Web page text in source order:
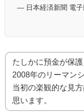
— 日本経済新聞 電子
たしかに預金が保
2008年のリーマン
当初の楽観的な見
思います。